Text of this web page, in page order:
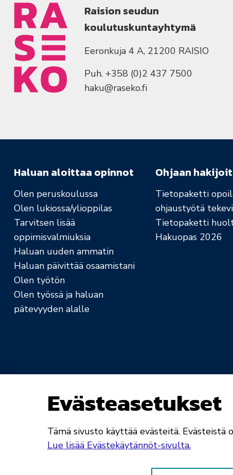
Raision seudun
koulutuskuntayhtymä
Eeronkuja 4 A, 21200 RAISIO
Puh. +358 (0)2 437 7500
haku@raseko.fi
Haluan aloittaa opinnot
Olen peruskoulussa
Olen lukiossa/ylioppilas
Tarvitsen lisää
oppimisvalmiuksia
Haluan uuden ammatin
Haluan päivittää osaamistani
Olen työtön
Olen työssä ja haluan
pätevyyden alalle
Ohjaan
Tietopaketti
ohjaustyötä
Tietopaketti
Hakuopas 2026
Saavutettavuusseloste Rekisteri- ja
Evästeasetukset
Tämä sivusto käyttää evästeitä.
Lue lisää Evästekäytännöt-sivulta.